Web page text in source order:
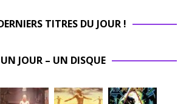
TITRES DU JOUR !
UN JOUR – UN DISQUE